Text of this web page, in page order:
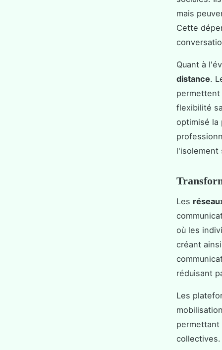
mais
Cette
Quant à
distance.
permettent
flexibilité
optimisé la
l'isolement
Les
où les
créant
réduisant
Les